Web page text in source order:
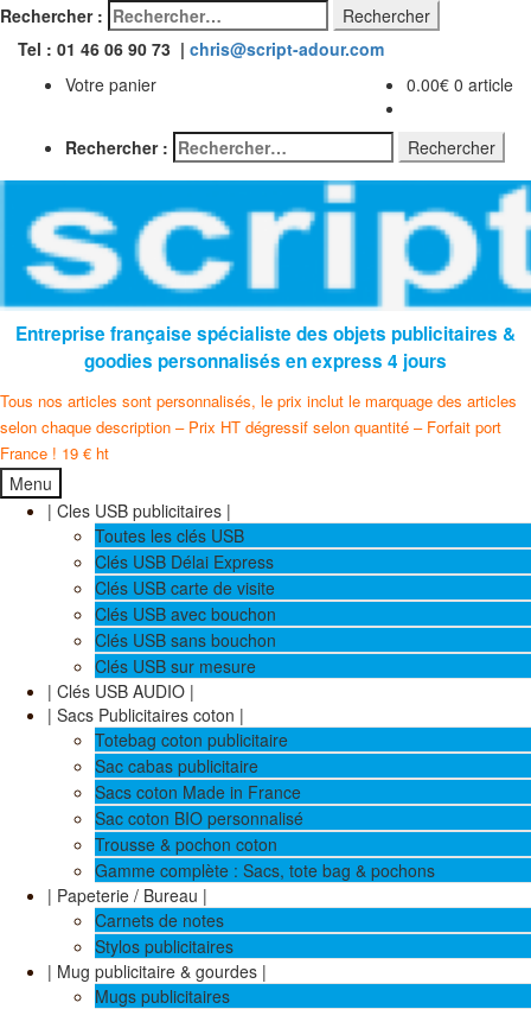
Rechercher :
Tel : 01 46 06 90 73 | chris@script-adour.com
0.00€ 0 article
Votre panier
Rechercher :
Entreprise française spécialiste des objets publicitaires &
goodies personnalisés en express 4 jours
Tous nos articles sont personnalisés, le prix inclut le marquage des articles
selon chaque description – Prix HT dégressif selon quantité – Forfait port
France ! 19 € ht
Menu
| Cles USB publicitaires |
Toutes les clés USB
Clés USB Délai Express
Clés USB carte de visite
Clés USB avec bouchon
Clés USB sans bouchon
Clés USB sur mesure
| Clés USB AUDIO |
| Sacs Publicitaires coton |
Totebag coton publicitaire
Sac cabas publicitaire
Sacs coton Made in France
Sac coton BIO personnalisé
Trousse & pochon coton
Gamme complète : Sacs, tote bag & pochons
| Papeterie / Bureau |
Carnets de notes
Stylos publicitaires
| Mug publicitaire & gourdes |
Mugs publicitaires